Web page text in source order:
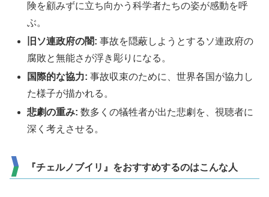
険を顧みずに立ち向かう科学者たちの姿が感動を呼
ぶ。
旧 ソ連政府の闇: 事故を隠蔽しようとするソ連政府の
腐敗と無能さが浮き彫りになる。
国際的な協力: 事故収束のために、世界各国が協力し
た様子が描かれる。
悲劇の重み: 数多くの犠牲者が出た悲劇を、視聴者に
深く考えさせる。
『チェルノブイリ』をおすすめするのはこんな人